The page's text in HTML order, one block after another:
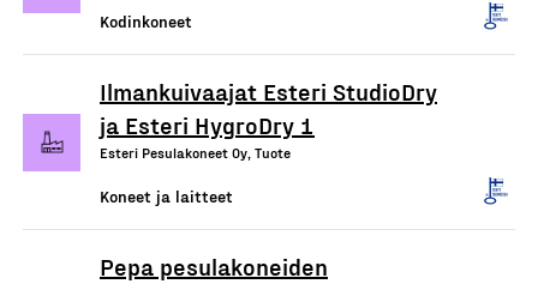
Kodinkoneet
Ilmankuivaajat Esteri StudioDry
ja Esteri HygroDry 1
Esteri Pesulakoneet Oy, Tuote
Koneet ja laitteet
Pepa pesulakoneiden